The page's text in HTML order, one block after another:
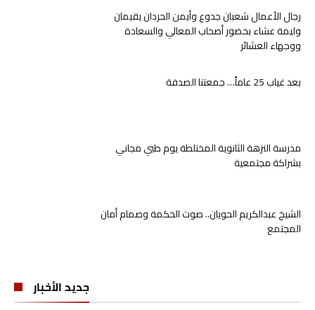
رجال الأعمال شعبان جدوع وأيمن الحردان يقيمان
وليمة عشاء بحضور أصحاب المعالي والسعادة
ووجهاء العشائر
بعد غياب 25 عاماً… جمعتنا الصدفة
مدرسة النزهة الثانوية المختلطة يوم طبي مجاني
بشراكة مجتمعية
الشيخ عبدالكريم الحويان.. صوت الحكمة وصمام أمان
المجتمع
جديد الأخبار